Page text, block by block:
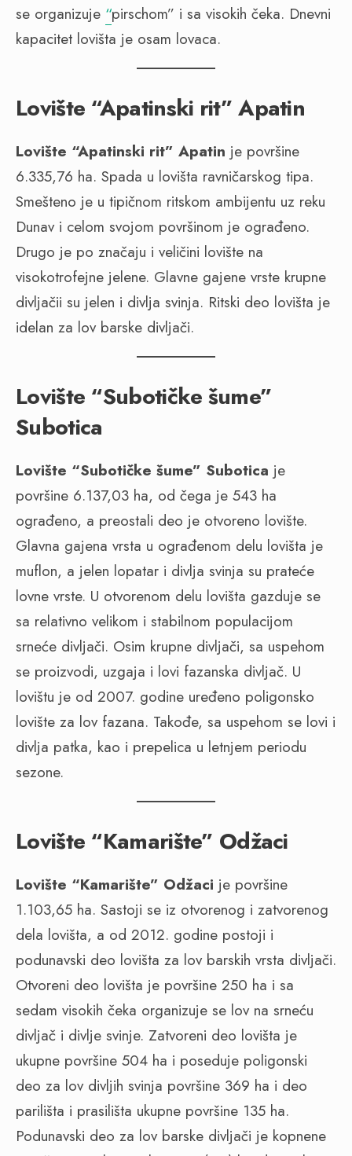
se organizuje “pirschom” i sa visokih čeka. Dnevni
kapacitet lovišta je osam lovaca.
Lovište “Apatinski rit” Apatin
Lovište “Apatinski rit” Apatin je površine
6.335,76 ha. Spada u lovišta ravničarskog tipa.
Smešteno je u tipičnom ritskom ambijentu uz reku
Dunav i celom svojom površinom je ograđeno.
Drugo je po značaju i veličini lovište na
visokotrofejne jelene. Glavne gajene vrste krupne
divljačii su jelen i divlja svinja. Ritski deo lovišta je
idelan za lov barske divljači.
Lovište “Subotičke šume”
Subotica
Lovište “Subotičke šume” Subotica je
površine 6.137,03 ha, od čega je 543 ha
ograđeno, a preostali deo je otvoreno lovište.
Glavna gajena vrsta u ograđenom delu lovišta je
muflon, a jelen lopatar i divlja svinja su prateće
lovne vrste. U otvorenom delu lovišta gazduje se
sa relativno velikom i stabilnom populacijom
srneće divljači. Osim krupne divljači, sa uspehom
se proizvodi, uzgaja i lovi fazanska divljač. U
lovištu je od 2007. godine uređeno poligonsko
lovište za lov fazana. Takođe, sa uspehom se lovi i
divlja patka, kao i prepelica u letnjem periodu
sezone.
Lovište “Kamarište” Odžaci
Lovište “Kamarište” Odžaci je površine
1.103,65 ha. Sastoji se iz otvorenog i zatvorenog
dela lovišta, a od 2012. godine postoji i
podunavski deo lovišta za lov barskih vrsta divljači.
Otvoreni deo lovišta je površine 250 ha i sa
sedam visokih čeka organizuje se lov na srneću
divljač i divlje svinje. Zatvoreni deo lovišta je
ukupne površine 504 ha i poseduje poligonski
deo za lov divljih svinja površine 369 ha i deo
parilišta i prasilišta ukupne površine 135 ha.
Podunavski deo za lov barske divljači je kopnene